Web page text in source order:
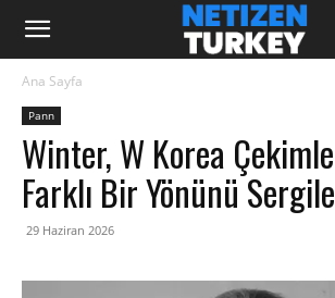
Ana Sayfa
Pann
Winter, W Korea
Farklı Bir Yönünü
29 Haziran 2026